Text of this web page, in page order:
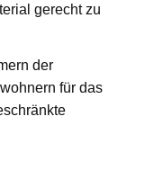
gerecht zu
der
für das